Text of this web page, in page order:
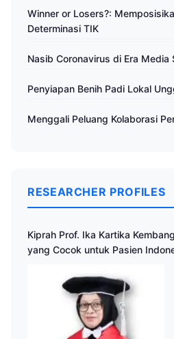
Winner or Losers?:
Determinasi TIK
Nasib Coronavirus di Era Media
Penyiapan Benih Padi Lokal
Menggali Peluang Kolaborasi
RESEARCHER PROFILES
Kiprah Prof. Ika Kartika
yang Cocok untuk Pasien